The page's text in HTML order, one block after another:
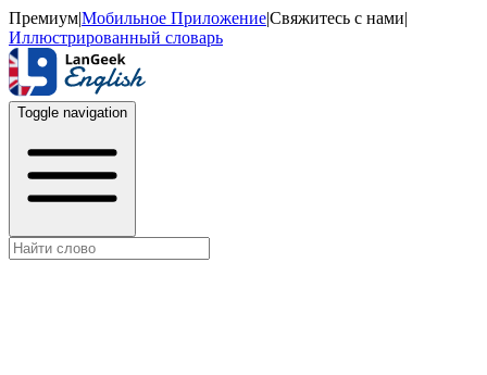
Премиум|Мобильное Приложение|Свяжитесь с нами|
Иллюстрированный словарь
Toggle navigation